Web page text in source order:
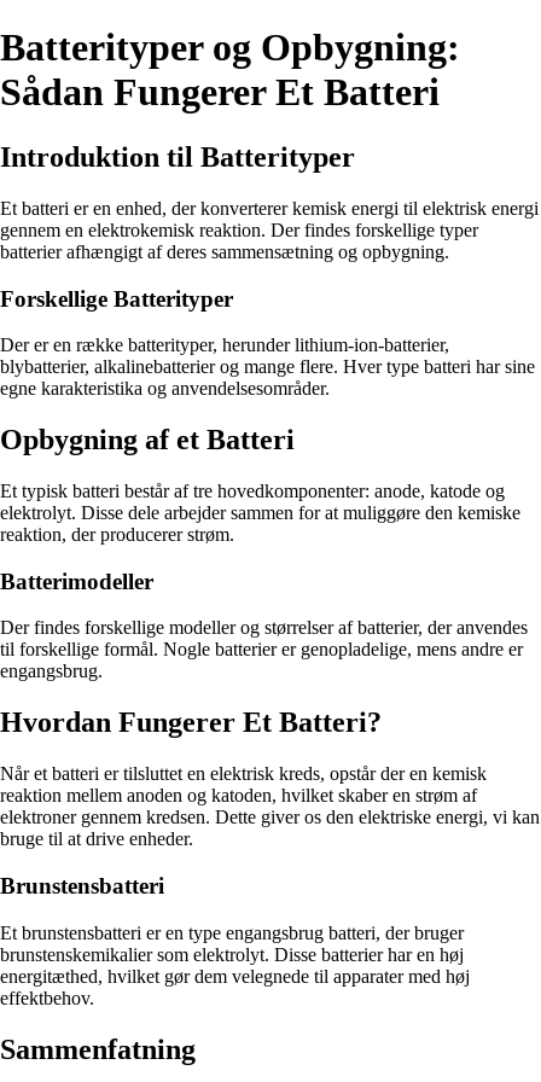
Batterityper og Opbygning:
Sådan Fungerer Et Batteri
Introduktion til Batterityper
Et batteri er en enhed, der konverterer kemisk energi til elektrisk energi
gennem en elektrokemisk reaktion. Der findes forskellige typer
batterier afhængigt af deres sammensætning og opbygning.
Forskellige Batterityper
Der er en række batterityper, herunder lithium-ion-batterier,
blybatterier, alkalinebatterier og mange flere. Hver type batteri har sine
egne karakteristika og anvendelsesområder.
Opbygning af et Batteri
Et typisk batteri består af tre hovedkomponenter: anode, katode og
elektrolyt. Disse dele arbejder sammen for at muliggøre den kemiske
reaktion, der producerer strøm.
Batterimodeller
Der findes forskellige modeller og størrelser af batterier, der anvendes
til forskellige formål. Nogle batterier er genopladelige, mens andre er
engangsbrug.
Hvordan Fungerer Et Batteri?
Når et batteri er tilsluttet en elektrisk kreds, opstår der en kemisk
reaktion mellem anoden og katoden, hvilket skaber en strøm af
elektroner gennem kredsen. Dette giver os den elektriske energi, vi kan
bruge til at drive enheder.
Brunstensbatteri
Et brunstensbatteri er en type engangsbrug batteri, der bruger
brunstenskemikalier som elektrolyt. Disse batterier har en høj
energitæthed, hvilket gør dem velegnede til apparater med høj
effektbehov.
Sammenfatning